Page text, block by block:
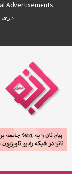
Advertisements
دری